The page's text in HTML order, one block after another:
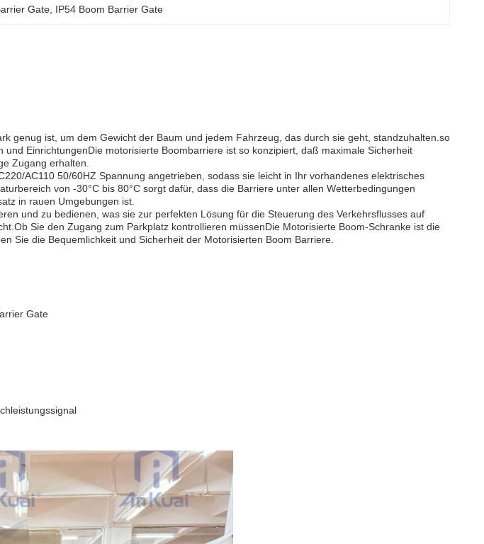
Gate IP54 Boom Barrier Gate
genug ist, um dem Gewicht der Baum und jedem Fahrzeug, das durch sie geht, standzuhalten.so
EinrichtungenDie motorisierte Boombarriere ist so konzipiert, daß maximale Sicherheit
Zugang erhalten.
AC110 50/60HZ Spannung angetrieben, sodass sie leicht in Ihr vorhandenes elektrisches
von -30°C bis 80°C sorgt dafür, dass die Barriere unter allen Wetterbedingungen
in rauen Umgebungen ist.
und zu bedienen, was sie zur perfekten Lösung für die Steuerung des Verkehrsflusses auf
Sie den Zugang zum Parkplatz kontrollieren müssenDie Motorisierte Boom-Schranke ist die
Sie die Bequemlichkeit und Sicherheit der Motorisierten Boom Barriere.
Gate